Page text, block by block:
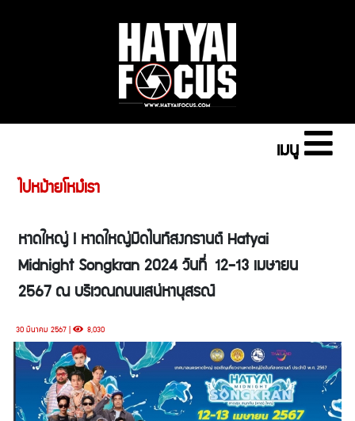
เมนู
ไปหม้ายโหม๋เรา
หาดใหญ่ l หาดใหญ่มิดไนท์สงกรานต์ Hatyai
Midnight Songkran 2024 วันที่ 12-13 เมษายน
2567 ณ บริเวณถนนเสน่หานุสรณ์
30 มีนาคม 2567 | 8,030